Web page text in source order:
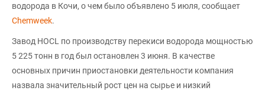
водорода в Кочи, о чем было объявлено 5 июля, сообщает
Chemweek.
Завод HOCL по производству перекиси водорода мощностью
5 225 тонн в год был остановлен 3 июня. В качестве
основных причин приостановки деятельности компания
назвала значительный рост цен на сырье и низкий